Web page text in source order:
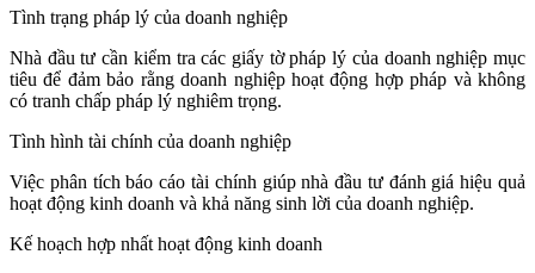
Tình trạng pháp lý của doanh nghiệp
Nhà đầu tư cần kiểm tra các giấy tờ pháp lý của doanh nghiệp mục
tiêu để đảm bảo rằng doanh nghiệp hoạt động hợp pháp và không
có tranh chấp pháp lý nghiêm trọng.
Tình hình tài chính của doanh nghiệp
Việc phân tích báo cáo tài chính giúp nhà đầu tư đánh giá hiệu quả
hoạt động kinh doanh và khả năng sinh lời của doanh nghiệp.
Kế hoạch hợp nhất hoạt động kinh doanh